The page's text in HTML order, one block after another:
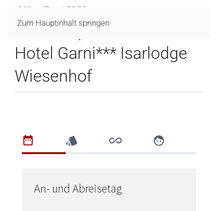
Zum Hauptinhalt springen
Online Booking - Region Seefeld -
Hotel Garni*** Isarlodge
Wiesenhof
An- und Abreisetag